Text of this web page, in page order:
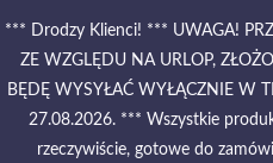
*** Drodzy Klienci! *** UWAGA!
ZE WZGLĘDU NA URLOP,
BĘDĘ WYSYŁAĆ WYŁĄCZNIE W
27.08.2026. *** Wszystkie
rzeczywiście, gotowe do
PIĘKNO
WODZIE